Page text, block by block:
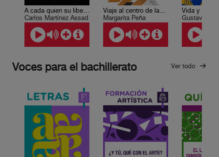
A cada quien su libertad
Carlos Martínez Assad
Viaje al centro de las bibliotecas
Margarita Peña
Gustavo
Voces para el bachillerato Ver todo